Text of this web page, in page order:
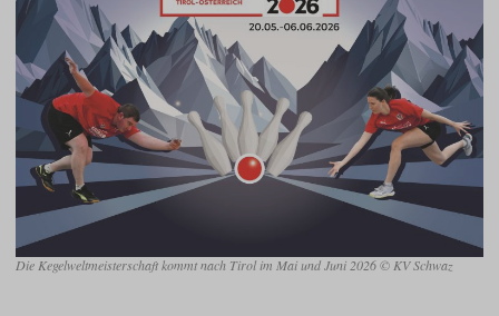
Die Kegelweltmeisterschaft kommt nach Tirol im Mai und Juni 2026 © KV Schwaz